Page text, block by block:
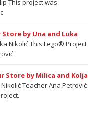
This project was
by Una and Luka
Nikolić This Lego® Project
Store by Milica and Kolja
Teacher Ana Petrović